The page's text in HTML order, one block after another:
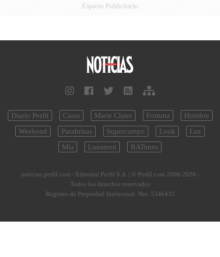
Espacio Publicitario
Diario Perfil Caras Marie Claire Fortuna
Hombre
Weekend
Parabrisas Supercampo Look
Luz
Mía
Lunateen BATimes
noticias.perfil.com - Editorial Perfil S.A. | © Perfil.com 2006-2026 -
Todos los derechos reservados
Registro de Propiedad Intelectual: Nro. 5346433